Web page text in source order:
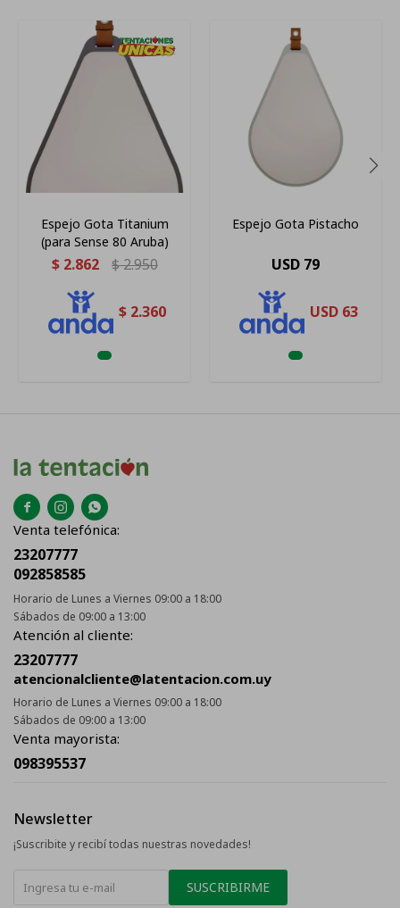
Espejo Gota Titanium
(para Sense 80 Aruba)
$ 2.862 $2.950
$ 2.360
Espejo Gota Pistacho
USD 79
USD 63
  
Venta telefónica:
23207777
092858585
Horario de Lunes a Viernes 09:00 a 18:00
Sábados de 09:00 a 13:00
Atención al cliente:
23207777
atencionalcliente@latentacion.com.uy
Horario de Lunes a Viernes 09:00 a 18:00
Sábados de 09:00 a 13:00
Venta mayorista:
098395537
Newsletter
¡Suscribite y recibí todas nuestras novedades!
SUSCRIBIRME